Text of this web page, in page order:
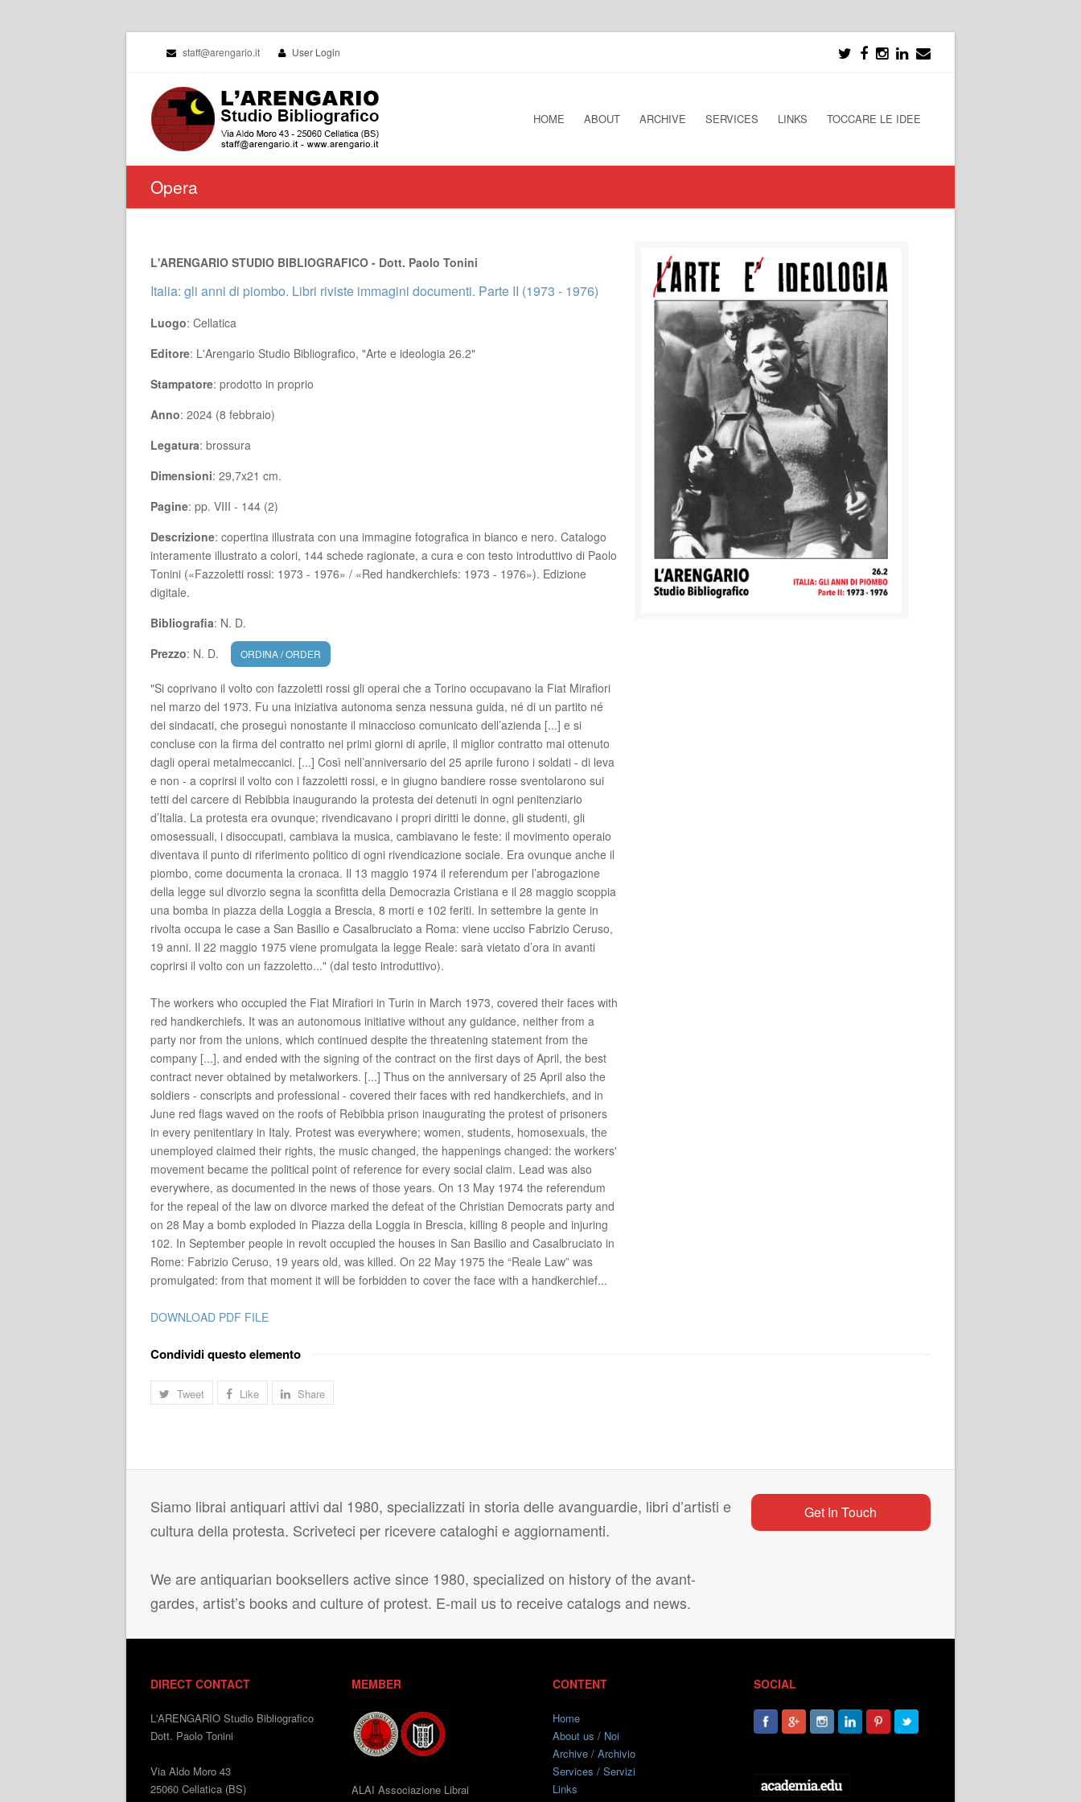
staff@arengario.it User Login
HOME ABOUT ARCHIVE SERVICES LINKS TOCCARE LE IDEE
Opera
L'ARENGARIO STUDIO BIBLIOGRAFICO - Dott. Paolo Tonini
Italia: gli anni di piombo. Libri riviste immagini documenti. Parte II (1973 - 1976)
Luogo: Cellatica
Editore: L'Arengario Studio Bibliografico, "Arte e ideologia 26.2"
Stampatore: prodotto in proprio
Anno: 2024 (8 febbraio)
Legatura: brossura
Dimensioni: 29,7x21 cm.
Pagine: pp. VIII - 144 (2)
Descrizione: copertina illustrata con una immagine fotografica in bianco e nero. Catalogo
interamente illustrato a colori, 144 schede ragionate, a cura e con testo introduttivo di Paolo
Tonini («Fazzoletti rossi: 1973 - 1976» / «Red handkerchiefs: 1973 - 1976»). Edizione
digitale.
Bibliografia: N. D.
Prezzo: N. D. ORDINA / ORDER
"Si coprivano il volto con fazzoletti rossi gli operai che a Torino occupavano la Fiat Mirafiori
nel marzo del 1973. Fu una iniziativa autonoma senza nessuna guida, né di un partito né
dei sindacati, che proseguì nonostante il minaccioso comunicato dell’azienda [...] e si
concluse con la firma del contratto nei primi giorni di aprile, il miglior contratto mai ottenuto
dagli operai metalmeccanici. [...] Così nell’anniversario del 25 aprile furono i soldati - di leva
e non - a coprirsi il volto con i fazzoletti rossi, e in giugno bandiere rosse sventolarono sui
tetti del carcere di Rebibbia inaugurando la protesta dei detenuti in ogni penitenziario
d’Italia. La protesta era ovunque; rivendicavano i propri diritti le donne, gli studenti, gli
omosessuali, i disoccupati, cambiava la musica, cambiavano le feste: il movimento operaio
diventava il punto di riferimento politico di ogni rivendicazione sociale. Era ovunque anche il
piombo, come documenta la cronaca. Il 13 maggio 1974 il referendum per l’abrogazione
della legge sul divorzio segna la sconfitta della Democrazia Cristiana e il 28 maggio scoppia
una bomba in piazza della Loggia a Brescia, 8 morti e 102 feriti. In settembre la gente in
rivolta occupa le case a San Basilio e Casalbruciato a Roma: viene ucciso Fabrizio Ceruso,
19 anni. Il 22 maggio 1975 viene promulgata la legge Reale: sarà vietato d’ora in avanti
coprirsi il volto con un fazzoletto..." (dal testo introduttivo).
The workers who occupied the Fiat Mirafiori in Turin in March 1973, covered their faces with
red handkerchiefs. It was an autonomous initiative without any guidance, neither from a
party nor from the unions, which continued despite the threatening statement from the
company [...], and ended with the signing of the contract on the first days of April, the best
contract never obtained by metalworkers. [...] Thus on the anniversary of 25 April also the
soldiers - conscripts and professional - covered their faces with red handkerchiefs, and in
June red flags waved on the roofs of Rebibbia prison inaugurating the protest of prisoners
in every penitentiary in Italy. Protest was everywhere; women, students, homosexuals, the
unemployed claimed their rights, the music changed, the happenings changed: the workers'
movement became the political point of reference for every social claim. Lead was also
everywhere, as documented in the news of those years. On 13 May 1974 the referendum
for the repeal of the law on divorce marked the defeat of the Christian Democrats party and
on 28 May a bomb exploded in Piazza della Loggia in Brescia, killing 8 people and injuring
102. In September people in revolt occupied the houses in San Basilio and Casalbruciato in
Rome: Fabrizio Ceruso, 19 years old, was killed. On 22 May 1975 the “Reale Law” was
promulgated: from that moment it will be forbidden to cover the face with a handkerchief...
DOWNLOAD PDF FILE
Condividi questo elemento
Tweet Like Share
Siamo librai antiquari attivi dal 1980, specializzati in storia delle avanguardie, libri d’artisti e
cultura della protesta. Scriveteci per ricevere cataloghi e aggiornamenti.
We are antiquarian booksellers active since 1980, specialized on history of the avant-
gardes, artist’s books and culture of protest. E-mail us to receive catalogs and news.
Get In Touch
DIRECT CONTACT
L'ARENGARIO Studio Bibliografico
Dott. Paolo Tonini
Via Aldo Moro 43
25060 Cellatica (BS)
MEMBER
ALAI Associazione Librai
CONTENT
Home
About us / Noi
Archive / Archivio
Services / Servizi
Links
SOCIAL